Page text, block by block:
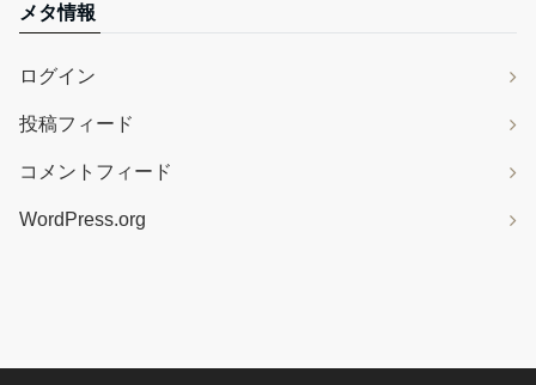
メタ情報
ログイン
投稿フィード
コメントフィード
WordPress.org